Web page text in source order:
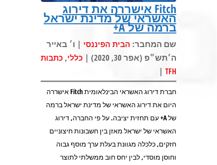
Fitch אישררה את דירוג
האשראי של מדינת ישראל
ברמה של A+
שם המחבר: הבית הפיננסי | ו׳ באייר
ה׳תש״פ (אפר 30, 2020) |
כללי, כתבות
TFH
|
חברת דירוג האשראי הבינלאומית Fitch אישררה
היום את דירוג האשראי של מדינת ישראל ברמה
של A+ עם תחזית יציבה. על פי החברה, דירוג
האשראי של ישראל מאזן בין חשבונות חיצוניים
חזקים, כלכלה מגוונת בעלת ערך מוסף גבוה
וחוסן מוסדי, לבין יחס חוב ממשלתי לתוצר